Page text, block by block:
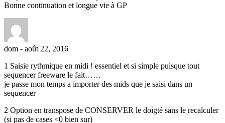
Bonne continuation et longue vie à GP
dom - août 22, 2016
1 Saisie rythmique en midi ! essentiel et si simple puisque tout
sequencer freeware le fait……
je passe mon temps a importer des mids que je saisi dans un
sequencer
2 Option en transpose de CONSERVER le doigté sans le recalculer
(si pas de cases <0 bien sur)